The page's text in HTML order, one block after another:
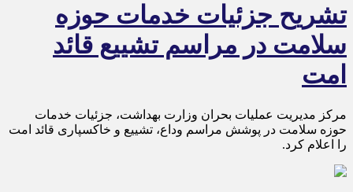
تشریح جزئیات خدمات حوزه
سلامت در مراسم تشییع قائد
امت
مرکز مدیریت عملیات بحران وزارت بهداشت، جزئیات خدمات
حوزه سلامت در پوشش مراسم وداع، تشییع و خاکسپاری قائد امت
را اعلام کرد.